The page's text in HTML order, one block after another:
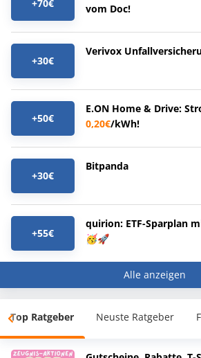
+70€
vom Doc!
+30€
Verivox
+50€
E.ON Home & Drive:
0,20€/kWh!
+30€
Bitpanda
+55€
quirion: ETF-Sparplan
🥳🚀
Alle anzeigen
Top Ratgeber Neuste Ratgeber